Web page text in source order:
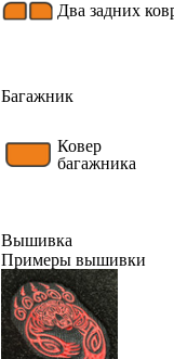
Два задних
Багажник
Ковер
багажника
Вышивка
Примеры вышивки